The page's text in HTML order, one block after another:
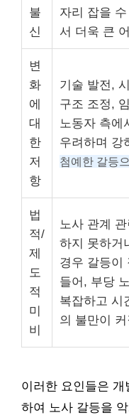
불
신
자리 잡을
서 더욱 큰
변
화
에
대
한
저
항
기술 발전,
구조 조정,
노동자 측에
우려하며 강
첨예한 갈등
법
적/
제
도
적
미
비
노사 관계
하지 못하거
경우 갈등이
들어, 부당
복잡하고 시
의 불만이
이러한 요인들은
하여 노사 갈등을